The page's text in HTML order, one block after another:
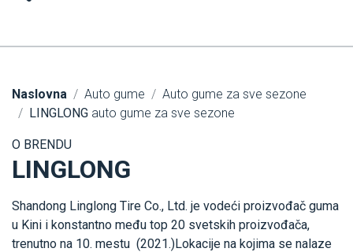
Naslovna Auto gume
Auto gume za sve sezone
LINGLONG auto gume za sve sezone
O BRENDU
LINGLONG
Shandong Linglong Tire Co., Ltd. je vodeći proizvođač guma
u Kini i konstantno među top 20 svetskih proizvođača,
trenutno na 10. mestu (2021.)Lokacije na kojima se nalaze